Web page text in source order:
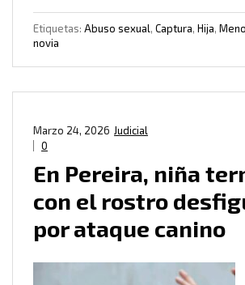
Etiquetas: Abuso sexual, Captura, Hija,
novia
Judicial
Marzo 24, 2026
0
En Pereira, niña
con el rostro
por ataque canino